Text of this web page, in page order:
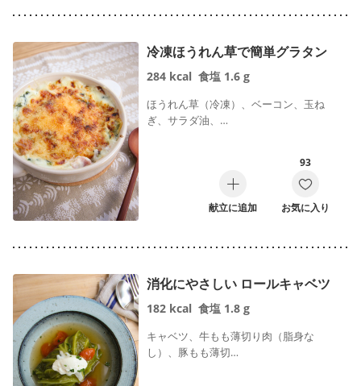
冷凍ほうれん草で簡単グラタン
284 kcal 食塩 1.6 g
ほうれん草（冷凍）、ベーコン、玉ね
ぎ、サラダ油、…
献立に追加
93
お気に入り
消化にやさしい ロールキャベツ
182 kcal 食塩 1.8 g
キャベツ、牛もも薄切り肉（脂身な
し）、豚もも薄切…